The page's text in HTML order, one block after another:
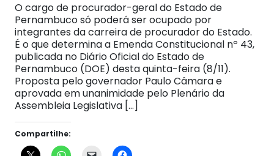
O cargo de procurador-geral do Estado de
Pernambuco só poderá ser ocupado por
integrantes da carreira de procurador do Estado.
É o que determina a Emenda Constitucional nº 43,
publicada no Diário Oficial do Estado de
Pernambuco (DOE) desta quinta-feira (8/11).
Proposta pelo governador Paulo Câmara e
aprovada em unanimidade pelo Plenário da
Assembleia Legislativa […]
Compartilhe: